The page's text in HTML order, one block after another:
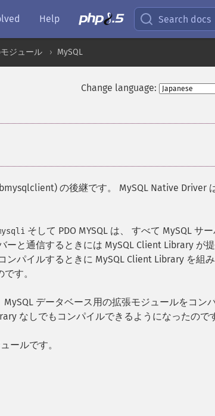
Help Search docs
ジュール MySQL
Change language:
の後継です。 MySQL Native Driver は
そして PDO MYSQL は、 すべて MySQL サ
と通信するときには MySQL Client Library が
パイルするときに MySQL Client Library を組
す。
データベース用の拡張モジュールをコン
なしでもコンパイルできるようになったので
ールです。